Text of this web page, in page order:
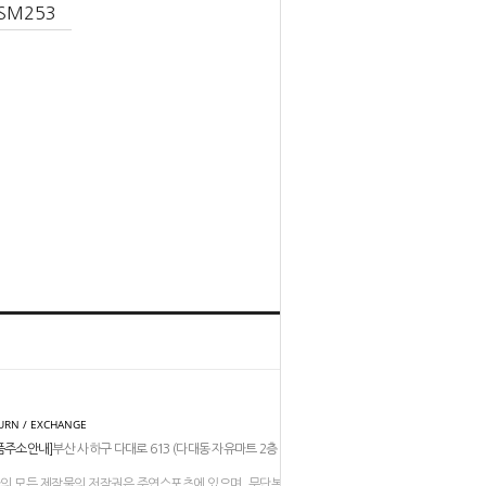
/ EXCHANGE
주소안내]부산 사하구 다대로 613 (다대동 자유마트 2층 206-211호)